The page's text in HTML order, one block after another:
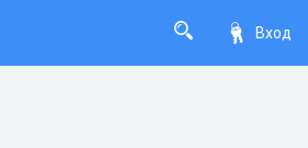
Вход